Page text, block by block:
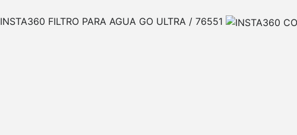
INSTA360 FILTRO PARA AGUA GO ULTRA / 76551